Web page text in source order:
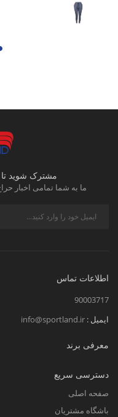
مشترک شوید تا
ما به شما تمامی اخبار
اطلاعات تماس
90003717
ایمیل : info@sportland.ir
معرفی برند
دسترسی سریع
صفحه اصلی
باشگاه مشتریان